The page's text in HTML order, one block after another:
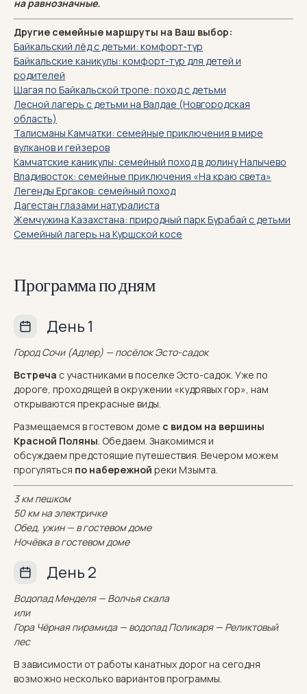
на равнозначные.
Другие семейные маршруты на Ваш выбор:
Байкальский лёд с детьми: комфорт-тур
Байкальские каникулы: комфорт-тур для детей и
родителей
Шагая по Байкальской тропе: поход с детьми
Лесной лагерь с детьми на Валдае (Новгородская
область)
Талисманы Камчатки: семейные приключения в мире
вулканов и гейзеров
Камчатские каникулы: семейный поход в долину Налычево
Владивосток: семейные приключения «На краю света»
Легенды Ергаков: семейный поход
Дагестан глазами натуралиста
Жемчужина Казахстана: природный парк Бурабай с детьми
Семейный лагерь на Куршской косе
Программа по дням
День 1
Город Сочи (Адлер) — посёлок Эсто-садок
Встреча с участниками в поселке Эсто-садок. Уже по
дороге, проходящей в окружении «кудрявых гор», нам
открываются прекрасные виды.
Размещаемся в гостевом доме с видом на вершины
Красной Поляны. Обедаем. Знакомимся и
обсуждаем предстоящие путешествия. Вечером можем
прогуляться по набережной реки Мзымта.
3 км пешком
50 км на электричке
Обед, ужин — в гостевом доме
Ночёвка в гостевом доме
День 2
Водопад Менделя — Волчья скала
или
Гора Чёрная пирамида — водопад Поликаря — Реликтовый
лес
В зависимости от работы канатных дорог на сегодня
возможно несколько вариантов программы.